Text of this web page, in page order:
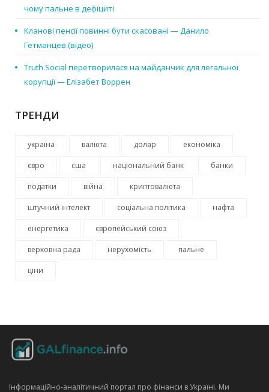
чому пальне в дефіциті
Кланові пенсії повинні бути скасовані — Данило
Гетманцев (відео)
Truth Social перетворилася на майданчик для легальної
корупції — Елізабет Воррен
ТРЕНДИ
україна валюта долар економіка
євро сша національний банк банки
податки війна криптовалюта
штучний інтелект соціальна політика нафта
енергетика європейський союз
верховна рада нерухомість пальне
ціни
Інформаційно‑аналітичний портал про фінанси в Україні. Ми